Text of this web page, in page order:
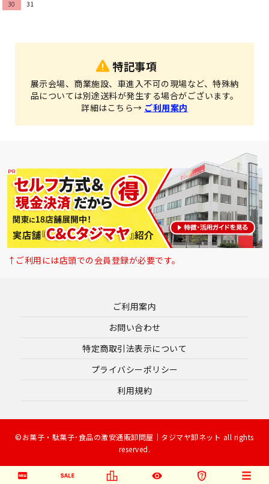
30
31
特記事項
展示会場、商業施設、車進入不可の現場など、特殊納
品については別途送料が発生する場合がございます。
詳細はこちら→ ご利用案内
↑ご利用には店頭での会員登録が必要です。
ご利用案内
お問い合わせ
特定商取引法表示について
プライバシーポリシー
利用規約
©お菓子・駄菓子･食品の激安通販卸問屋｜タジマヤ卸ネット all rights
reserved.